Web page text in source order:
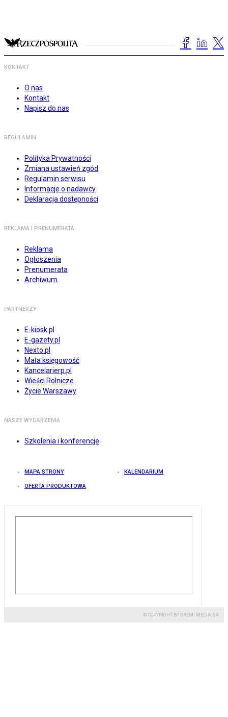
KONTAKT
O nas
Kontakt
Napisz do nas
REGULAMIN
Polityka Prywatności
Zmiana ustawień zgód
Regulamin serwisu
Informacje o nadawcy
Deklaracja dostępności
REKLAMA I PRENUMERATA
Reklama
Ogłoszenia
Prenumerata
Archiwum
PARTNERZY
E-kiosk.pl
E-gazety.pl
Nexto.pl
Mała księgowość
Kancelarierp.pl
Wieści Rolnicze
Życie Warszawy
NASZE WYDARZENIA
Szkolenia i konferencje
MAPA STRONY KALENDARIUM
OFERTA PRODUKTOWA
© COPYRIGHT BY GREMI MEDIA SA